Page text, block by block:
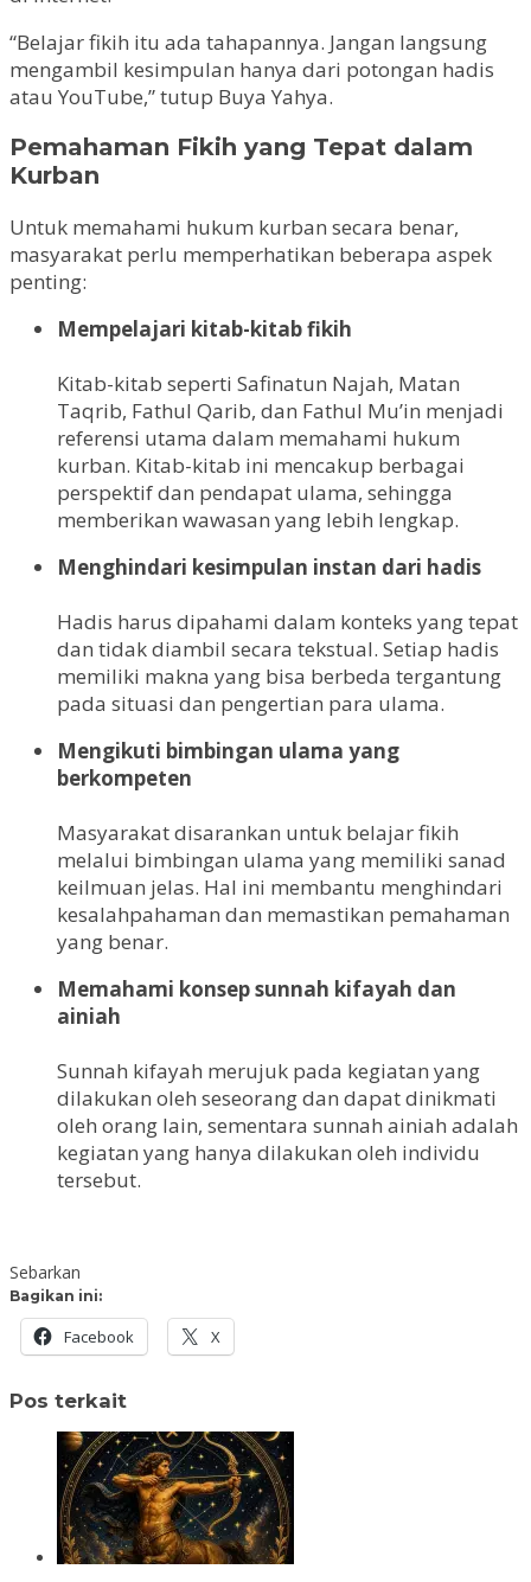
“Belajar fikih itu ada tahapannya. Jangan langsung
mengambil kesimpulan hanya dari potongan hadis
atau YouTube,” tutup Buya Yahya.
Pemahaman Fikih yang Tepat dalam
Kurban
Untuk memahami hukum kurban secara benar,
masyarakat perlu memperhatikan beberapa aspek
penting:
Mempelajari kitab-kitab fikih
Kitab-kitab seperti Safinatun Najah, Matan
Taqrib, Fathul Qarib, dan Fathul Mu’in menjadi
referensi utama dalam memahami hukum
kurban. Kitab-kitab ini mencakup berbagai
perspektif dan pendapat ulama, sehingga
memberikan wawasan yang lebih lengkap.
Menghindari kesimpulan instan dari hadis
Hadis harus dipahami dalam konteks yang tepat
dan tidak diambil secara tekstual. Setiap hadis
memiliki makna yang bisa berbeda tergantung
pada situasi dan pengertian para ulama.
Mengikuti bimbingan ulama yang
berkompeten
Masyarakat disarankan untuk belajar fikih
melalui bimbingan ulama yang memiliki sanad
keilmuan jelas. Hal ini membantu menghindari
kesalahpahaman dan memastikan pemahaman
yang benar.
Memahami konsep sunnah kifayah dan
ainiah
Sunnah kifayah merujuk pada kegiatan yang
dilakukan oleh seseorang dan dapat dinikmati
oleh orang lain, sementara sunnah ainiah adalah
kegiatan yang hanya dilakukan oleh individu
tersebut.
Sebarkan
Bagikan ini:
Facebook X
Pos terkait